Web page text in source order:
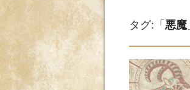
タグ:「悪魔